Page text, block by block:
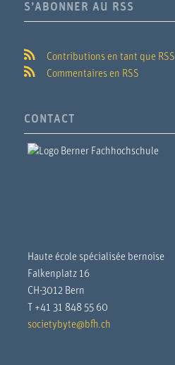
S’ABONNER AU RSS
Contributions en tant que RSS
Commentaires en RSS
CONTACT
Haute école spécialisée bernoise
Falkenplatz 16
CH-3012 Bern
T +41 31 848 55 60
societybyte@bfh.ch